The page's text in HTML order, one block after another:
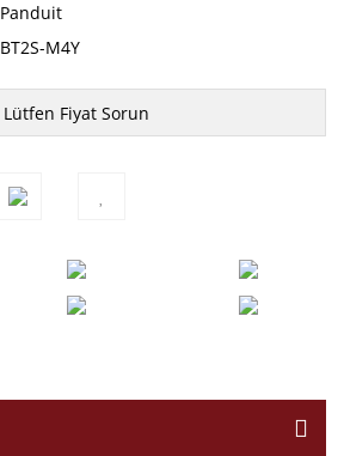
Panduit
BT2S-M4Y
Lütfen Fiyat Sorun